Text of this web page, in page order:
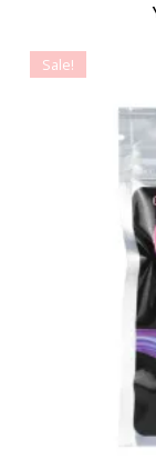
Sale!